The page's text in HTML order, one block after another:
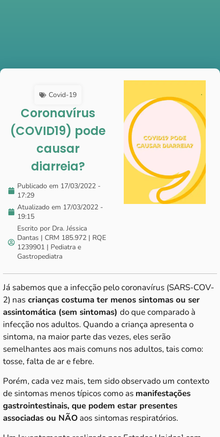
Covid-19
Coronavírus
(COVID19) pode
causar
diarreia?
Publicado em 17/03/2022 -
17:29
Atualizado em 17/03/2022 -
19:15
Escrito por Dra. Jéssica
Dantas | CRM 185.972 | RQE
1239901 | Pediatra e
Gastropediatra
Já sabemos que a infecção pelo coronavírus (SARS-COV-
2) nas crianças costuma ter menos sintomas ou ser
assintomática (sem sintomas) do que comparado à
infecção nos adultos. Quando a criança apresenta o
sintoma, na maior parte das vezes, eles serão
semelhantes aos mais comuns nos adultos, tais como:
tosse, falta de ar e febre.
Porém, cada vez mais, tem sido observado um contexto
de sintomas menos típicos como as manifestações
gastrointestinais, que podem estar presentes
associadas ou NÃO aos sintomas respiratórios.